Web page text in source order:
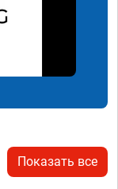
Показать все